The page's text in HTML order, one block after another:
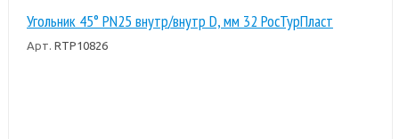
Угольник 45° PN25 внутр/внутр D, мм 32 РосТурПласт
Арт. RTP10826